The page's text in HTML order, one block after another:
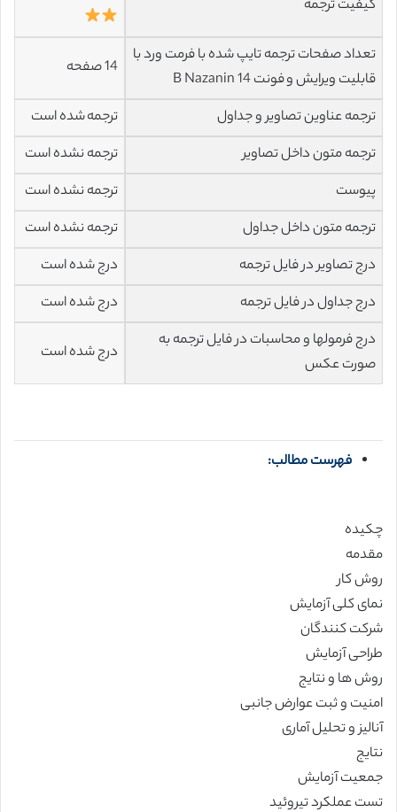
کیفیت ترجمه
تعداد صفحات ترجمه تایپ شده با فرمت ورد با
قابلیت ویرایش و فونت 14 B Nazanin
14 صفحه
ترجمه عناوین تصاویر و جداول
ترجمه شده است
ترجمه متون داخل تصاویر
ترجمه نشده است
پیوست
ترجمه نشده است
ترجمه متون داخل جداول
ترجمه نشده است
درج تصاویر در فایل ترجمه
درج شده است
درج جداول در فایل ترجمه
درج شده است
درج فرمولها و محاسبات در فایل ترجمه به
صورت عکس
درج شده است
فهرست مطالب:
چکیده
مقدمه
روش کار
نمای کلی آزمایش
شرکت کنندگان
طراحی آزمایش
روش ها و نتایج
امنیت و ثبت عوارض جانبی
آنالیز و تحلیل آماری
نتایج
جمعیت آزمایش
تست عملکرد تیروئید